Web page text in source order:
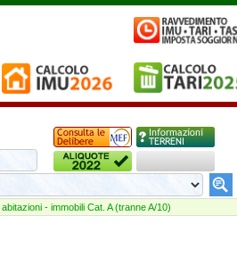
- immobili Cat. A (tranne A/10)